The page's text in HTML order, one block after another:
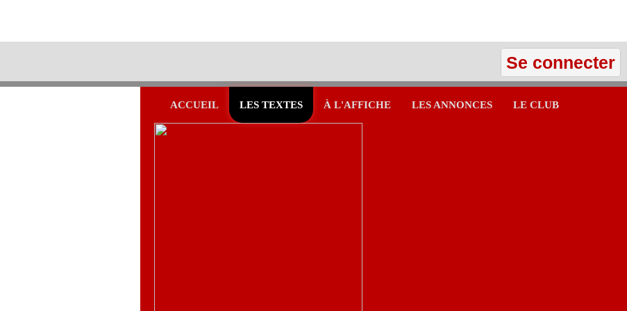
Se connecter
ACCUEIL LES TEXTES À L'AFFICHE LES ANNONCES LE CLUB